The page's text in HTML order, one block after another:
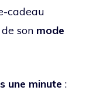
cadeau
son mode
une minute :